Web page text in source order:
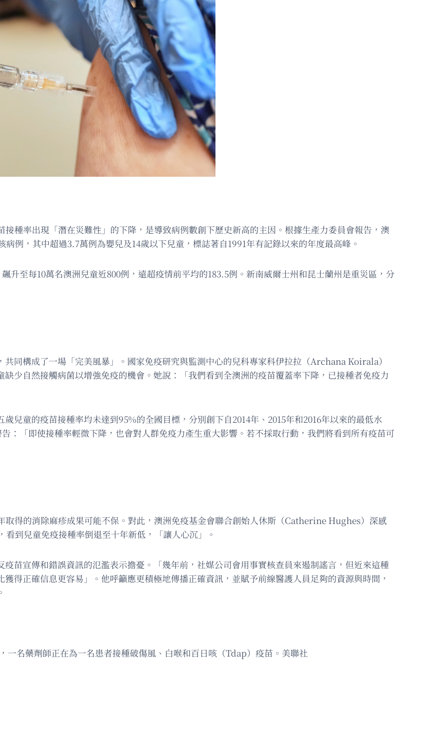
種率出現「潛在災難性」的下降，是導致病例數創下歷史新高的主因。根據生產力委員會報告，澳
例，其中超過3.7萬例為嬰兒及14歲以下兒童，標誌著自1991年有記錄以來的年度最高峰。
升至每10萬名澳洲兒童近800例，遠超疫情前平均的183.5例。新南威爾士州和昆士蘭州是重災區，分
同構成了一場「完美風暴」。國家免疫研究與監測中心的兒科專家科伊拉拉（Archana Koirala）
少自然接觸病菌以增強免疫的機會。她說：「我們看到全澳洲的疫苗覆蓋率下降，已接種者免疫力
兒童的疫苗接種率均未達到95%的全國目標，分別創下自2014年、2015年和2016年以來的最低水
「即使接種率輕微下降，也會對人群免疫力產生重大影響。若不採取行動，我們將看到所有疫苗可
取得的消除麻疹成果可能不保。對此，澳洲免疫基金會聯合創始人休斯（Catherine Hughes）深感
到兒童免疫接種率倒退至十年新低，「讓人心沉」。
苗宣傳和錯誤資訊的氾濫表示擔憂。「幾年前，社媒公司會用事實核查員來遏制謠言，但近來這種
得正確信息更容易」。他呼籲應更積極地傳播正確資訊，並賦予前線醫護人員足夠的資源與時間，
一名藥劑師正在為一名患者接種破傷風、白喉和百日咳（Tdap）疫苗。美聯社